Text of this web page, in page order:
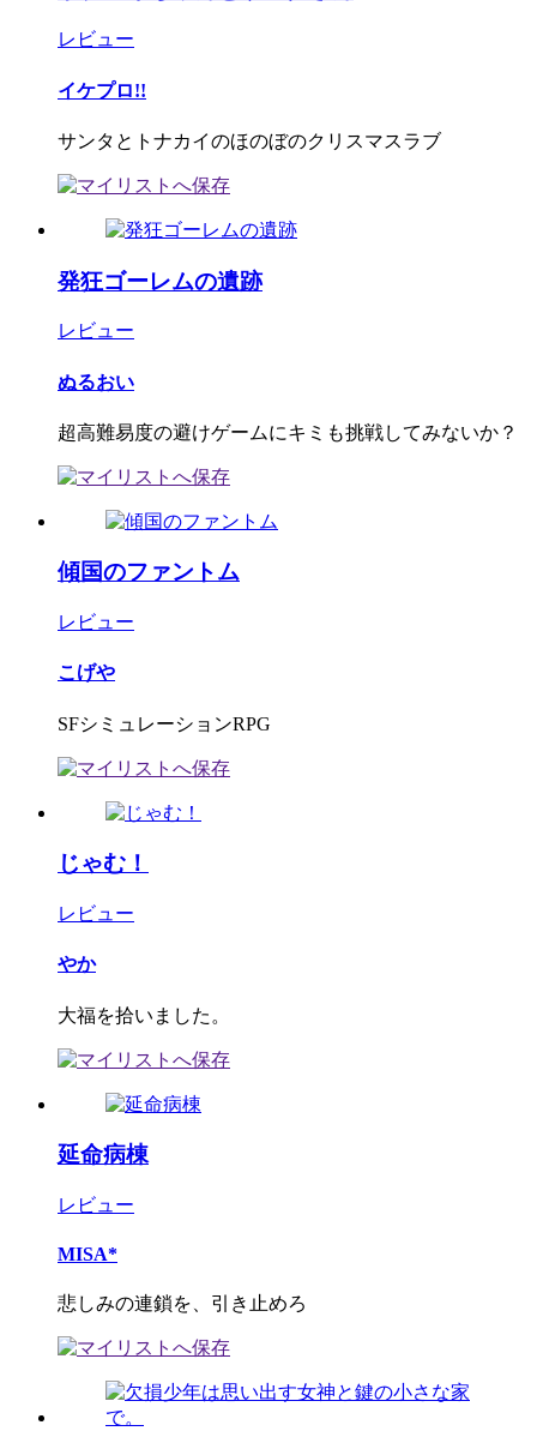
レビュー
イケプロ!!
サンタとトナカイのほのぼのクリスマスラブ
発狂ゴーレムの遺跡
レビュー
ぬるおい
超高難易度の避けゲームにキミも挑戦してみないか？
傾国のファントム
レビュー
こげや
SFシミュレーションRPG
じゃむ！
レビュー
やか
大福を拾いました。
延命病棟
レビュー
MISA*
悲しみの連鎖を、引き止めろ